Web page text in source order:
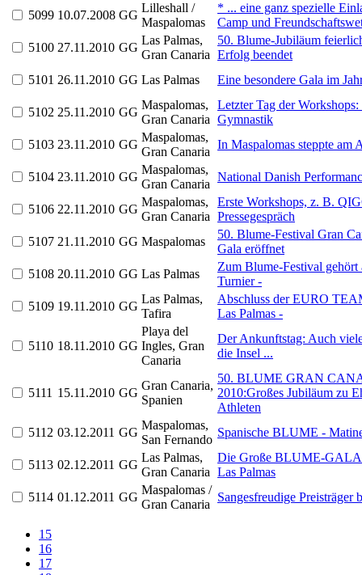
5099 10.07.2008 GG
Lilleshall /
Maspalomas
* ... eine ganz spezielle
Camp und
5100 27.11.2010 GG
Las Palmas,
Gran Canaria
50. Blume-Jubiläum
Erfolg beendet
5101 26.11.2010 GG Las Palmas Eine besondere Gala im
5102 25.11.2010 GG
Maspalomas,
Gran Canaria
Letzter Tag der
Gymnastik
5103 23.11.2010 GG
Maspalomas,
Gran Canaria
In Maspalomas steppte am
5104 23.11.2010 GG
Maspalomas,
Gran Canaria
National Danish
5106 22.11.2010 GG
Maspalomas,
Gran Canaria
Erste Workshops, z. B.
Pressegespräch
5107 21.11.2010 GG Maspalomas
50. Blume-Festival Gran
Gala eröffnet
5108 20.11.2010 GG Las Palmas
Zum Blume-Festival gehört
Turnier -
5109 19.11.2010 GG
Las Palmas,
Tafira
Abschluss der EURO
Las Palmas -
5110 18.11.2010 GG
Playa del
Ingles, Gran
Canaria
Der Ankunftstag: Auch
die Insel ...
5111 15.11.2010 GG
Gran Canaria,
Spanien
50. BLUME GRAN
2010:Großes Jubiläum zu
Athleten
5112 03.12.2011 GG
Maspalomas,
San Fernando
Spanische BLUME -
5113 02.12.2011 GG
Las Palmas,
Gran Canaria
Die Große BLUME-GALA
Las Palmas
5114 01.12.2011 GG
Maspalomas /
Gran Canaria
Sangesfreudige Preisträger
15
16
17